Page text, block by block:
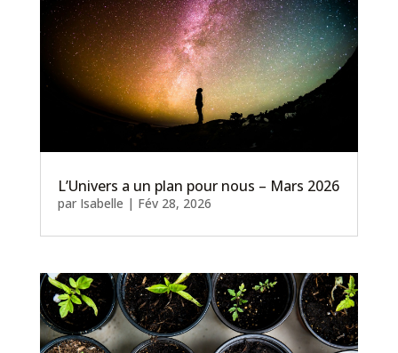
L’Univers a un plan pour nous – Mars 2026
par Isabelle | Fév 28, 2026